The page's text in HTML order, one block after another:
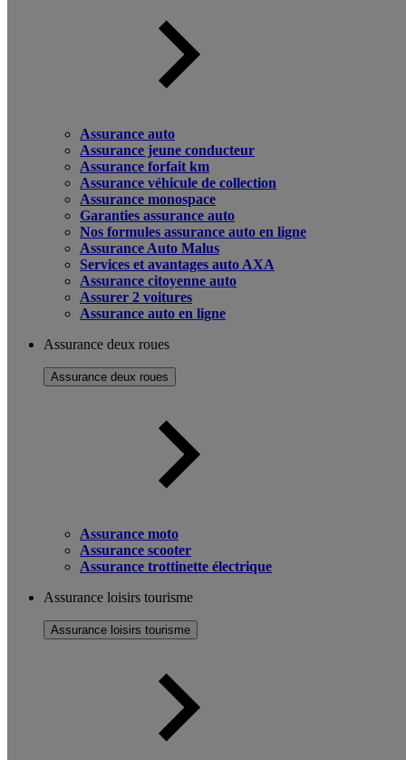
Assurance auto
Assurance jeune conducteur
Assurance forfait km
Assurance véhicule de collection
Assurance monospace
Garanties assurance auto
Nos formules assurance auto en ligne
Assurance Auto Malus
Services et avantages auto AXA
Assurance citoyenne auto
Assurer 2 voitures
Assurance auto en ligne
Assurance deux roues
Assurance deux roues
Assurance moto
Assurance scooter
Assurance trottinette électrique
Assurance loisirs tourisme
Assurance loisirs tourisme